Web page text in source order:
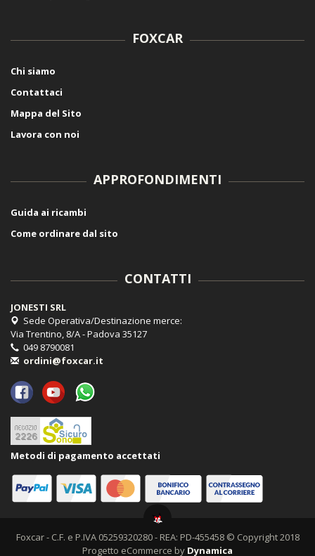
FOXCAR
Chi siamo
Contattaci
Mappa del Sito
Lavora con noi
APPROFONDIMENTI
Guida ai ricambi
Come ordinare dal sito
CONTATTI
JONESTI SRL
Sede Operativa/Destinazione merce:
Via Trentino, 8/A - Padova 35127
049 8790081
ordini@foxcar.it
Metodi di pagamento accettati
Foxcar - C.F. e P.IVA 05259320280 - REA: PD-455458 © Copyright 2018
Progetto eCommerce by Dynamica